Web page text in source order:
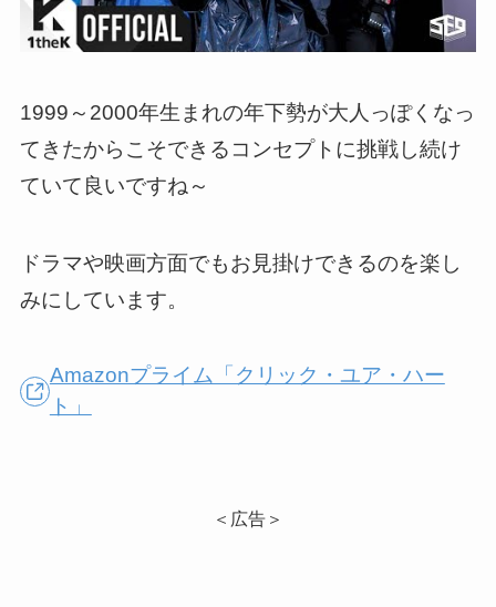
1999～2000年生まれの年下勢が大人っぽくなっ
てきたからこそできるコンセプトに挑戦し続け
ていて良いですね～
ドラマや映画方面でもお見掛けできるのを楽し
みにしています。
Amazonプライム「クリック・ユア・ハー
ト」
＜広告＞